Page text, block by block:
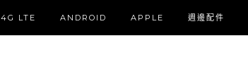
4G LTE ANDROID APPLE 週邊配件